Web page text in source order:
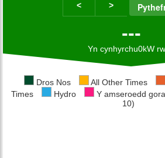
< >
---
Yn cynhyrchu0kW
Dros Nos All Other Times
Times
Hydro
Y amseroedd
10)